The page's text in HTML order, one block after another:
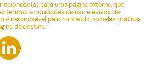
para uma página externa, que
termos e condições de uso e avisos de
é responsável pelo conteúdo ou pelas práticas
de destino.